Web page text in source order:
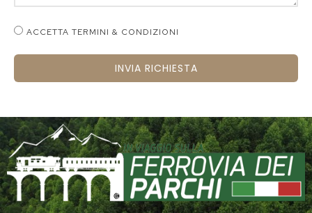
ACCETTA TERMINI & CONDIZIONI
INVIA RICHIESTA